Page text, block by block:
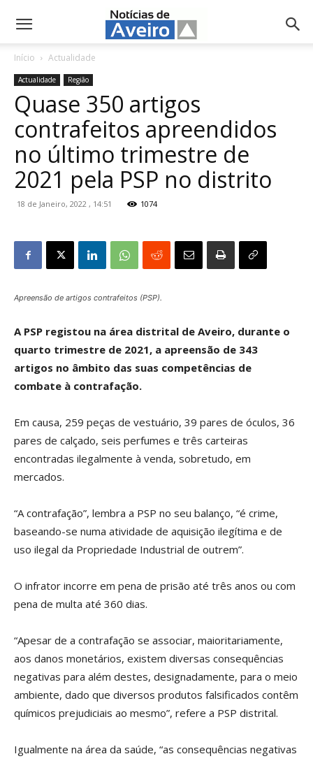
NotíciasdeAveiro.pt
Início Actualidade
Actualidade Região
Quase 350 artigos
contrafeitos apreendidos
no último trimestre de
2021 pela PSP no distrito
18 de Janeiro, 2022 , 14:51 1074
Apreensão de artigos contrafeitos (PSP).
A PSP registou na área distrital de Aveiro, durante o
quarto trimestre de 2021, a apreensão de 343
artigos no âmbito das suas competências de
combate à contrafação.
Em causa, 259 peças de vestuário, 39 pares de óculos, 36
pares de calçado, seis perfumes e três carteiras
encontradas ilegalmente à venda, sobretudo, em
mercados.
“A contrafação”, lembra a PSP no seu balanço, “é crime,
baseando-se numa atividade de aquisição ilegítima e de
uso ilegal da Propriedade Industrial de outrem”.
O infrator incorre em pena de prisão até três anos ou com
pena de multa até 360 dias.
“Apesar de a contrafação se associar, maioritariamente,
aos danos monetários, existem diversas consequências
negativas para além destes, designadamente, para o meio
ambiente, dado que diversos produtos falsificados contêm
químicos prejudiciais ao mesmo”, refere a PSP distrital.
Igualmente na área da saúde, “as consequências negativas